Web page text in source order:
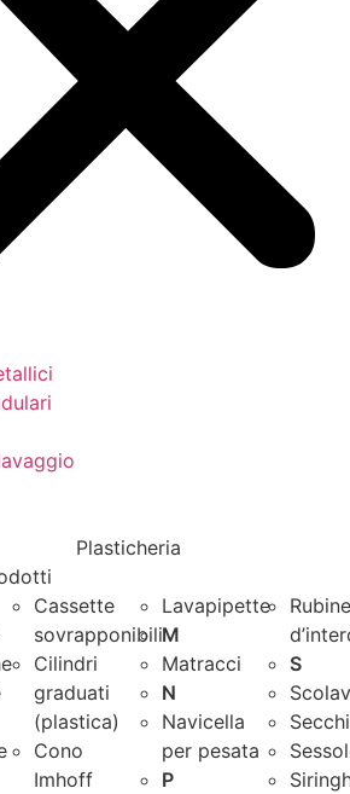
Plasticheria
Cassette
sovrapponibili
Cilindri
graduati
(plastica)
Cono
Imhoff
Lavapipette
M
Matracci
N
Navicella
per pesata
P
S
Secchi